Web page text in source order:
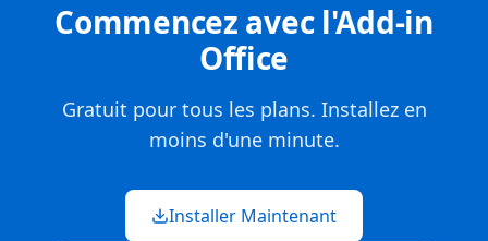
Commencez avec l'Add-in
Office
Gratuit pour tous les plans. Installez en
moins d'une minute.
Installer Maintenant